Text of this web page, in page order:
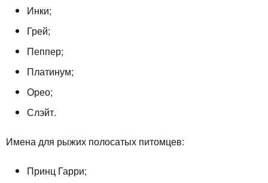
Инки;
Грей;
Пеппер;
Платинум;
Орео;
Слэйт.
Имена для рыжих полосатых питомцев:
Принц Гарри;